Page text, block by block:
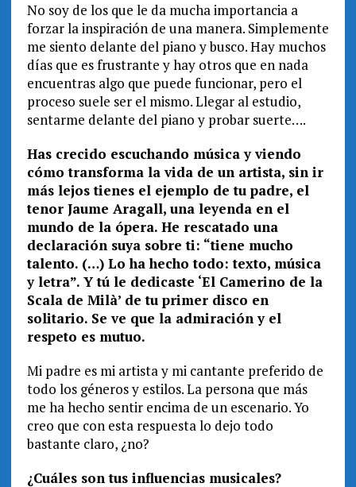
No soy de los que le da mucha importancia a
forzar la inspiración de una manera. Simplemente
me siento delante del piano y busco. Hay muchos
días que es frustrante y hay otros que en nada
encuentras algo que puede funcionar, pero el
proceso suele ser el mismo. Llegar al estudio,
sentarme delante del piano y probar suerte….
Has crecido escuchando música y viendo
cómo transforma la vida de un artista, sin ir
más lejos tienes el ejemplo de tu padre, el
tenor Jaume Aragall, una leyenda en el
mundo de la ópera. He rescatado una
declaración suya sobre ti: “tiene mucho
talento. (…) Lo ha hecho todo: texto, música
y letra”. Y tú le dedicaste ‘El Camerino de la
Scala de Milà’ de tu primer disco en
solitario. Se ve que la admiración y el
respeto es mutuo.
Mi padre es mi artista y mi cantante preferido de
todo los géneros y estilos. La persona que más
me ha hecho sentir encima de un escenario. Yo
creo que con esta respuesta lo dejo todo
bastante claro, ¿no?
¿Cuáles son tus influencias musicales?